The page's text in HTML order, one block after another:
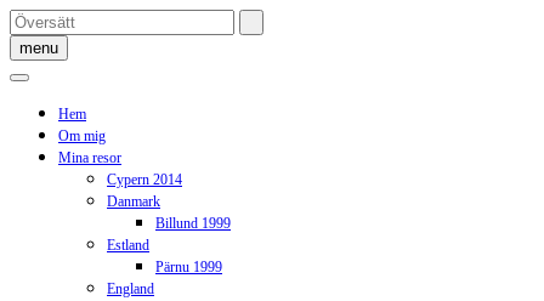
Skip
to
content
menu
Hem
Om mig
Mina resor
Cypern 2014
Danmark
Billund 1999
Estland
Pärnu 1999
England